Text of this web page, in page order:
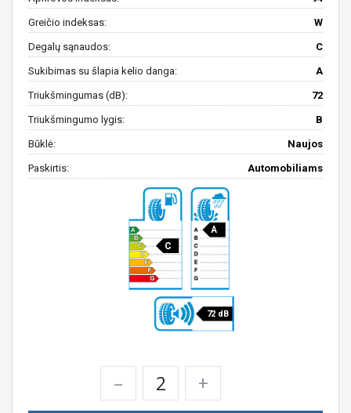
Greičio indeksas: W
Degalų sąnaudos: C
Sukibimas su šlapia kelio danga: A
Triukšmingumas (dB): 72
Triukšmingumo lygis: B
Būklė: Naujos
Paskirtis: Automobiliams
C
A
72 dB
– +